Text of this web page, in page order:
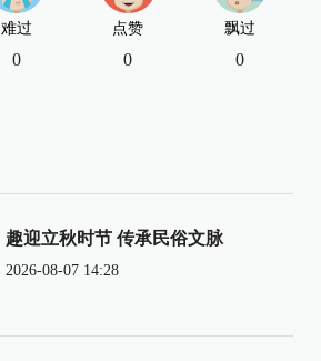
难过
0
点赞
0
飘过
0
趣迎立秋时节 传承民俗文脉
2026-08-07 14:28